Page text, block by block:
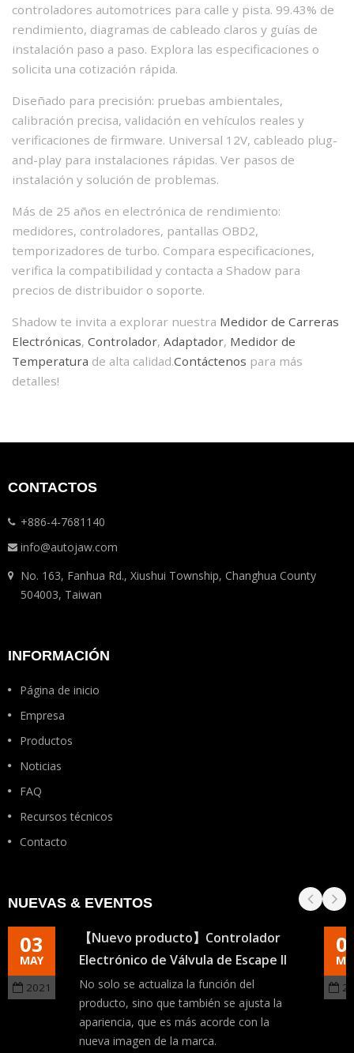
controladores automotrices para calle y pista. 99.43% de
rendimiento, diagramas de cableado claros y guías de
instalación paso a paso. Explora las especificaciones o
solicita una cotización rápida.
Diseñado para precisión: pruebas ambientales,
calibración precisa, validación en vehículos reales y
verificaciones de firmware. Universal 12V, cableado plug-
and-play para instalaciones rápidas. Ver pasos de
instalación y solución de problemas.
Más de 25 años en electrónica de rendimiento:
medidores, controladores, pantallas OBD2,
temporizadores de turbo. Compara especificaciones,
verifica la compatibilidad y contacta a Shadow para
precios de distribuidor o soporte.
Shadow te invita a explorar nuestra Medidor de Carreras
Electrónicas, Controlador, Adaptador, Medidor de
Temperatura de alta calidad.Contáctenos para más
detalles!
CONTACTOS
+886-4-7681140
info@autojaw.com
No. 163, Fanhua Rd., Xiushui Township, Changhua County
504003, Taiwan
INFORMACIÓN
Página de inicio
Empresa
Productos
Noticias
FAQ
Recursos técnicos
Contacto
NUEVAS & EVENTOS
03
MAY
2021
【Nuevo producto】Controlador
Electrónico de Válvula de Escape II
No solo se actualiza la función del
producto, sino que también se ajusta la
apariencia, que es más acorde con la
nueva imagen de la marca.